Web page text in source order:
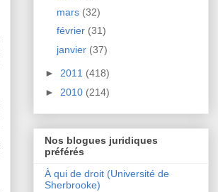
mars (32)
février (31)
janvier (37)
► 2011 (418)
► 2010 (214)
Nos blogues juridiques
préférés
À qui de droit (Université de
Sherbrooke)